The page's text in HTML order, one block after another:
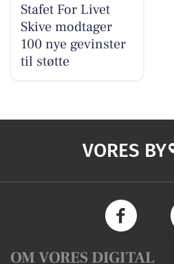
Stafet For Livet
Skive modtager
100 nye gevinster
til støtte
VORES BY
OM VORES DIGITAL